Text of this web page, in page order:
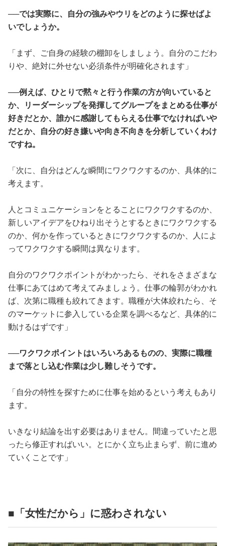
──では実際に、自分の強みやウリをどのように探せばよ
いでしょうか。
「まず、ご自身の経験の棚卸をしましょう。自分のこだわ
りや、絶対に外せない必須条件が明確化されます」
──例えば、ひとりで黙々と行う作業の方が向いていると
か、リーダーシップを発揮してグループをまとめる仕事が
好きだとか、誰かに感謝してもらえる仕事でなければいや
だとか、自分の好き嫌いや向き不向きを分析していくわけ
ですね。
「次に、自分はどんな瞬間にワクワクするのか、具体的に
考えます。
人とコミュニケーションをとることにワクワクするのか、
新しいアイデアをひねり出そうとするときにワクワクする
のか、何かを作っているときにワクワクするのか、人によ
ってワクワクする瞬間は異なります。
自分のワクワクポイントがわかったら、それをさまざまな
仕事にあてはめて考えてみましょう。仕事の輪郭がわかれ
ば、次第に職種も絞れてきます。職種が大体絞れたら、そ
のマーケットに参入している企業を調べるなど、具体的に
動けるはずです」
──ワクワクポイントはいろいろあるものの、実際に職種
まで落とし込む作業は少し難しそうです。
「自分の特性を探すために仕事を始めるという考えもあり
ます。
いきなり結論を出す必要はありません。間違っていたと思
ったら修正すればいい。とにかく立ち止まらず、前に進め
ていくことです」
■「女性だから」に惑わされない